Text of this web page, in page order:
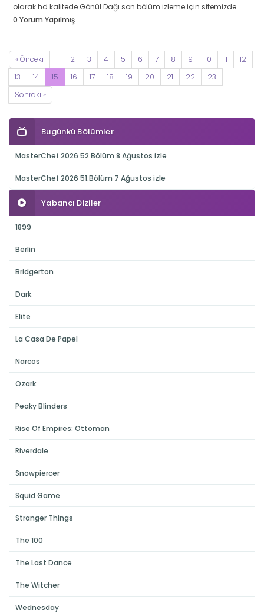
olarak hd kalitede Gönül Dağı son bölüm izleme için sitemizde.
0 Yorum Yapılmış
« Önceki 1 2 3 4 5 6 7 8 9 10 11
12
13
14 15 16 17 18 19 20 21 22
23
Sonraki »
Bugünkü Bölümler
MasterChef 2026 52.Bölüm 8 Ağustos izle
MasterChef 2026 51.Bölüm 7 Ağustos izle
Yabancı Diziler
1899
Berlin
Bridgerton
Dark
Elite
La Casa De Papel
Narcos
Ozark
Peaky Blinders
Rise Of Empires: Ottoman
Riverdale
Snowpiercer
Squid Game
Stranger Things
The 100
The Last Dance
The Witcher
Wednesday